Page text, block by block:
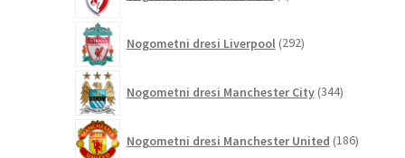
Nogometni dresi Liverpool 292izdelkov
Nogometni dresi Manchester City 344izdelkov
Nogometni dresi Manchester United 186izdelkov